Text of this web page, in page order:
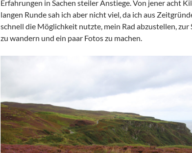
Erfahrungen in Sachen steiler Anstiege. Von jener acht
langen Runde sah ich aber nicht viel, da ich aus
schnell die Möglichkeit nutzte, mein Rad abzustellen, zur
zu wandern und ein paar Fotos zu machen.